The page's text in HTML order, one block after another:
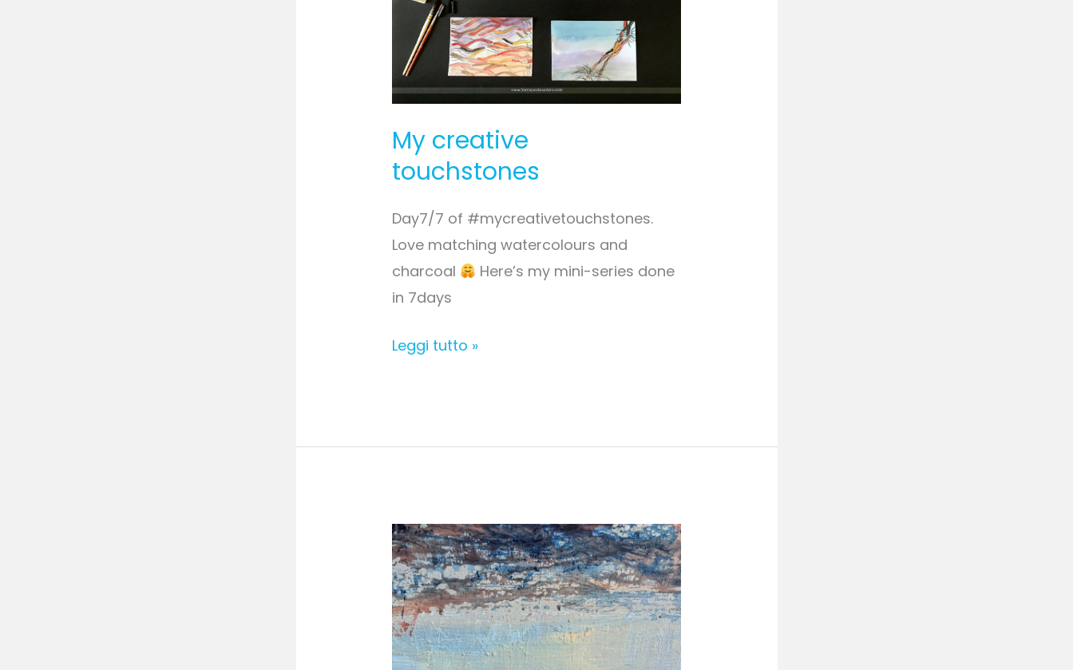
My creative
touchstones
Day7/7 of #mycreativetouchstones.
Love matching watercolours and
charcoal
Here’s my mini-series done
in 7days
Leggi tutto »
Downloads
Gratuiti